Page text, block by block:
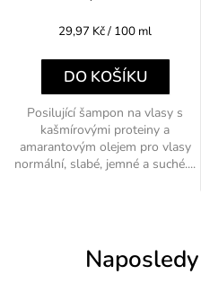
Měrná
29,97 Kč / 100 ml
DO KOŠÍKU
Posilující šampon na vlasy s
kašmírovými proteiny a
amarantovým olejem pro vlasy
normální, slabé, jemné a suché....